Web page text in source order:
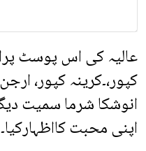
عالیہ کی اس پوسٹ
کپور،۔کرینہ کپور،
انوشکا شرما سمیت
اپنی محبت کااظہارکیا۔